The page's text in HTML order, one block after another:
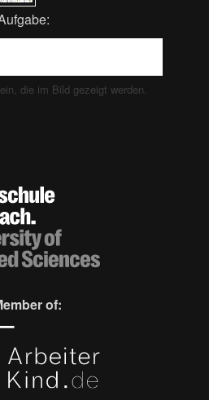
die im Bild gezeigt werden.
of: